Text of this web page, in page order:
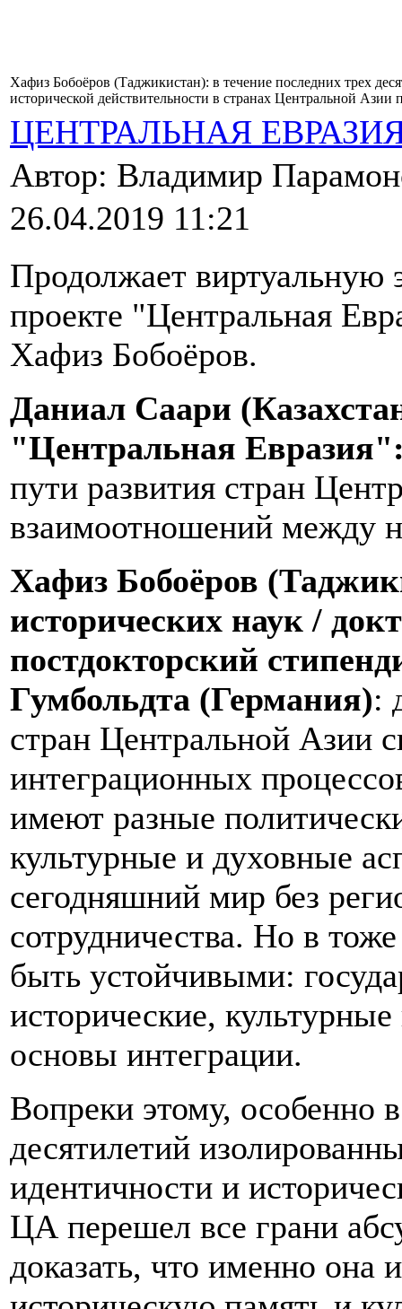
Хафиз Бобоёров (Таджикистан): в течение последних трех
исторической действительности в странах Центральной Азии
ЦЕНТРАЛЬНАЯ
Автор: Владимир
26.04.2019 11:21
Продолжает виртуальную
проекте "Центральная
Хафиз Бобоёров.
Даниал Саари
"Центральная
пути развития стран
взаимоотношений между
Хафиз Бобоёров
исторических наук / д
постдокторский
Гумбольдта (Германия):
стран Центральной Азии
интеграционных
имеют разные
культурные и духовные
сегодняшний мир без
сотрудничества. Но в
быть устойчивыми:
исторические,
основы интеграции.
Вопреки этому, особенно
десятилетий
идентичности и
ЦА перешел все грани
доказать, что именно она